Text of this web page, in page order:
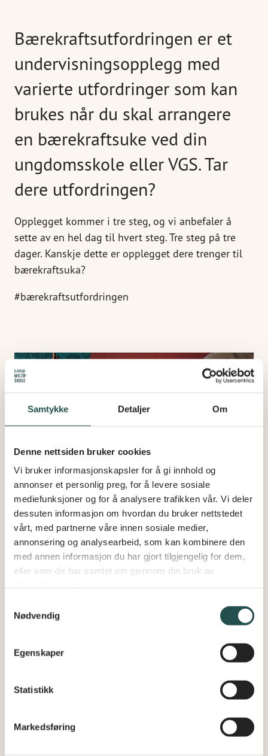
Samtykke Detaljer Om
Denne nettsiden bruker cookies
Vi bruker informasjonskapsler for å gi innhold og
annonser et personlig preg, for å levere sosiale
mediefunksjoner og for å analysere trafikken vår. Vi deler
dessuten informasjon om hvordan du bruker nettstedet
vårt, med partnerne våre innen sosiale medier,
annonsering og analysearbeid, som kan kombinere den
med annen informasjon du har gjort tilgjengelig for dem,
eller som de har samlet inn gjennom din bruk av
Nødvendig
Egenskaper
Statistikk
Markedsføring
Bærekraftsutfordringen er et
undervisningsopplegg med
varierte utfordringer som kan
brukes når du skal arrangere
en bærekraftsuke ved din
ungdomsskole eller VGS. Tar
dere utfordringen?
Opplegget kommer i tre steg, og vi anbefaler å
sette av en hel dag til hvert steg. Tre steg på tre
dager. Kanskje dette er opplegget dere trenger til
bærekraftsuka?
#bærekraftsutfordringen
Rengjør eller redesign sneakers – med programleder Safari Yves
Shabani!